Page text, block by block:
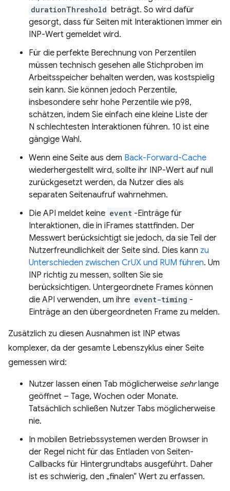
durationThreshold beträgt. So wird dafür
gesorgt, dass für Seiten mit Interaktionen immer ein
INP-Wert gemeldet wird.
Für die perfekte Berechnung von Perzentilen
müssen technisch gesehen alle Stichproben im
Arbeitsspeicher behalten werden, was kostspielig
sein kann. Sie können jedoch Perzentile,
insbesondere sehr hohe Perzentile wie p98,
schätzen, indem Sie einfach eine kleine Liste der
N schlechtesten Interaktionen führen. 10 ist eine
gängige Wahl.
Wenn eine Seite aus dem Back-Forward-Cache
wiederhergestellt wird, sollte ihr INP-Wert auf null
zurückgesetzt werden, da Nutzer dies als
separaten Seitenaufruf wahrnehmen.
Die API meldet keine event -Einträge für
Interaktionen, die in iFrames stattfinden. Der
Messwert berücksichtigt sie jedoch, da sie Teil der
Nutzerfreundlichkeit der Seite sind. Dies kann zu
Unterschieden zwischen CrUX und RUM führen. Um
INP richtig zu messen, sollten Sie sie
berücksichtigen. Untergeordnete Frames können
die API verwenden, um ihre event-timing -
Einträge an den übergeordneten Frame zu melden.
Zusätzlich zu diesen Ausnahmen ist INP etwas
komplexer, da der gesamte Lebenszyklus einer Seite
gemessen wird:
Nutzer lassen einen Tab möglicherweise sehrlange
geöffnet – Tage, Wochen oder Monate.
Tatsächlich schließen Nutzer Tabs möglicherweise
nie.
In mobilen Betriebssystemen werden Browser in
der Regel nicht für das Entladen von Seiten-
Callbacks für Hintergrundtabs ausgeführt. Daher
ist es schwierig, den „finalen“ Wert zu erfassen.